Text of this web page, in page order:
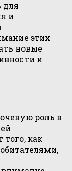
для
и
этих
новые
и
роль в
того, как